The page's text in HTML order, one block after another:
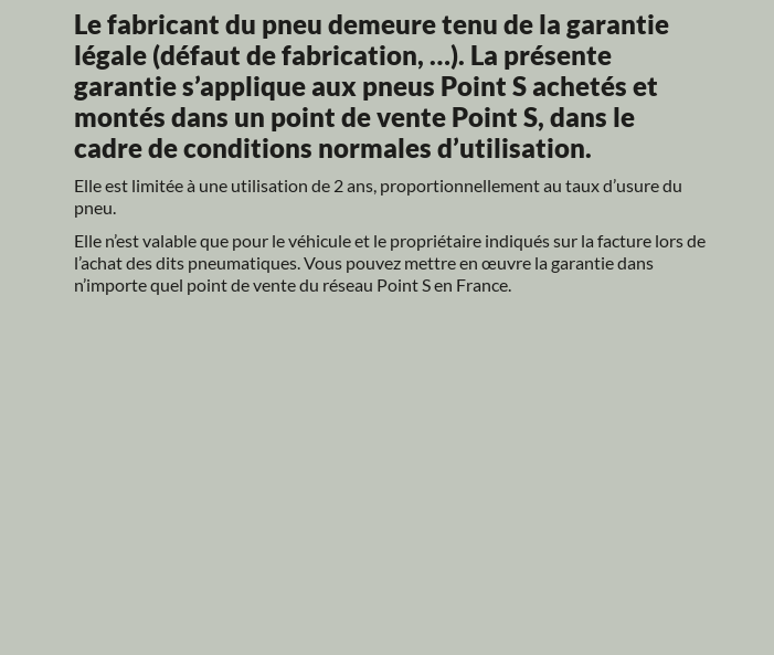
Le fabricant du pneu demeure tenu de la garantie
légale (défaut de fabrication, …). La présente
garantie s’applique aux pneus Point S achetés et
montés dans un point de vente Point S, dans le
cadre de conditions normales d’utilisation.
Elle est limitée à une utilisation de 2 ans, proportionnellement au taux d’usure du
pneu.
Elle n’est valable que pour le véhicule et le propriétaire indiqués sur la facture lors de
l’achat des dits pneumatiques. Vous pouvez mettre en œuvre la garantie dans
n’importe quel point de vente du réseau Point S en France.